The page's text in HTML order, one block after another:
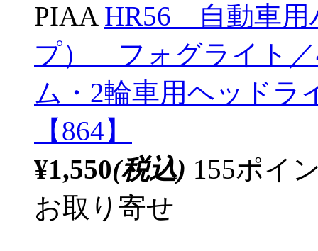
PIAA HR56 自動車用
プ） フォグライト／
ム・2輪車用ヘッド
【864】
¥1,550(税込) 155ポイ
お取り寄せ